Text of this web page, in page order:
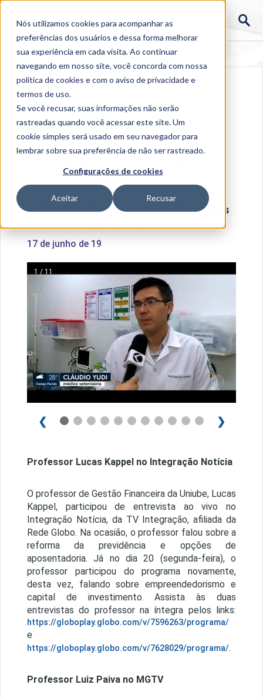
Nós utilizamos cookies para acompanhar as
preferências dos usuários e dessa forma melhorar
sua experiência em cada visita. Ao continuar
navegando em nosso site, você concorda com nossa
política de cookies e com o aviso deprivacidade e
termos de uso.
Se você recusar, suas informações não serão
rastreadas quando você acessar este site. Um
cookie simples será usado em seu navegador para
lembrar sobre sua preferência de não ser rastreado.
Configurações de cookies
Aceitar Recusar
#NaMídia Uniube - Veja os destaques de maio de 2019
#NaMídia Uniube - Veja os destaques
de maio de 2019
17 de junho de 19
1 / 11
❮ ❯
Professor Lucas Kappel no Integração Notícia
O professor de Gestão Financeira da Uniube, Lucas
Kappel, participou de entrevista ao vivo no
Integração Notícia, da TV Integração, afiliada da
Rede Globo. Na ocasião, o professor falou sobre a
reforma da previdência e opções de
aposentadoria. Já no dia 20 (segunda-feira), o
professor participou do programa novamente,
desta vez, falando sobre empreendedorismo e
capital de investimento. Assista às duas
entrevistas do professor na íntegra pelos links:
https://globoplay.globo.com/v/7596263/programa/
e
https://globoplay.globo.com/v/7628029/programa/.
Professor Luiz Paiva no MGTV